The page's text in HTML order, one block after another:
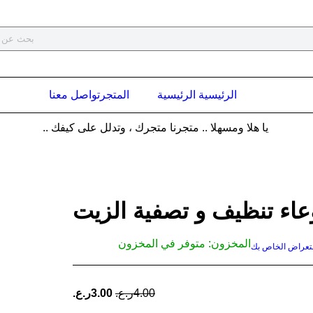
الرئيسية الرئيسية المتجرتواصل معنا
يا هلا ومسهلا .. متجرنا متجرك ، وتدلل على كيفك ..
تنظيف و تصفية الزيت
الخاص بك المخزون: متوفر في المخزون
ينتهي العرض بعد :
4.00ر.ع. 3.00ر.ع.